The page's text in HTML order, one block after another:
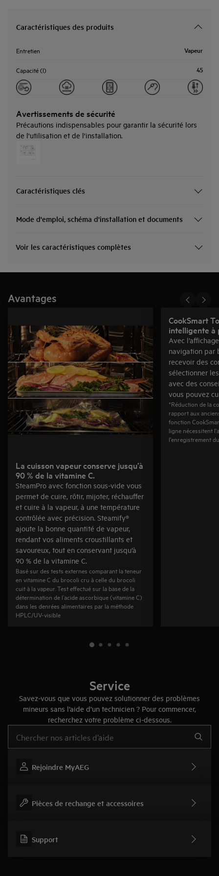
Caractéristiques des produits
Entretien Vapeur
Capacité (l) 45
Avertissements de sécurité
Précautions indispensables pour garantir la sécurité lors
de l'utilisation et de l'installation.
Caractéristiques clés
Mode d'emploi, schéma d'installation et documents
Voir les caractéristiques complètes
Avantages
La cuisson vapeur conserve jusqu’à
90 % de la vitamine C.
SteamPro avec fonction sous-vide vous
permet de cuire, rôtir, mijoter, réchauffer
et cuire à la vapeur, à une température
contrôlée avec précision. Steamify®
ajoute la bonne quantité de vapeur,
rendant vos aliments croustillants et
savoureux, tout en conservant jusqu’à
90 % de la vitamine C.
Basé sur des tests externes comparant la teneur
en vitamine C du brocoli cru à celle du brocoli
cuit à la vapeur. Test effectué sur la base de la
détermination de l’acide ascorbique (vitamine C)
dans les denrées alimentaires par la méthode
HPLC/UV-visible
CookSmart
intelligente à
Avec
navigation par
recevoir des
sélectionner
avec des
vous pouvez
*Réduction de la
rapport aux
fonction
ligne nécessitent
l'enregistrement
Service
Savez-vous que vous pouvez solutionner des problèmes
mineurs sans l’aide d’un technicien ? Pour commencer,
recherchez votre problème ci-dessous.
Rejoindre MyAEG
Pièces de rechange et accessoires
Support